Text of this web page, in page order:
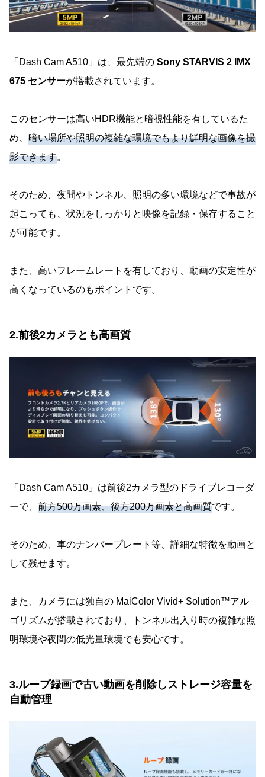
「Dash Cam A510」は、最先端の Sony STARVIS 2 IMX
675 センサーが搭載されています。
このセンサーは高いHDR機能と暗視性能を有しているた
め、 暗い場所や照明の複雑な環境でもより鮮明な画像を撮
影できます。
そのため、夜間やトンネル、照明の多い環境などで事故が
起こっても、状況をしっかりと映像を記録・保存すること
が可能です。
また、高いフレームレートを有しており、動画の安定性が
高くなっているのもポイントです。
2.前後2カメラとも高画質
「Dash Cam A510」は前後2カメラ型のドライブレコーダ
ーで、 前方500万画素、後方200万画素と高画質です。
そのため、車のナンバープレート等、詳細な特徴を動画と
して残せます。
また、カメラには独自の MaiColor Vivid+ Solution™️アル
ゴリズムが搭載されており、トンネル出入り時の複雑な照
明環境や夜間の低光量環境でも安心です。
3.ループ録画で古い動画を削除しストレージ容量を
自動管理